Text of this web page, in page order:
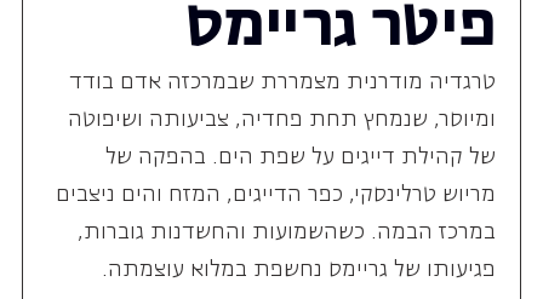
פיטר גריימס
טרגדיה מודרנית מצמררת שבמרכזה אדם בודד
ומיוסר, שנמחץ תחת פחדיה, צביעותה ושיפוטה
של קהילת דייגים על שפת הים. בהפקה של
מריוש טרלינסקי, כפר הדייגים, המזח והים ניצבים
במרכז הבמה. כשהשמועות והחשדנות גוברות,
פגיעותו של גריימס נחשפת במלוא עוצמתה.